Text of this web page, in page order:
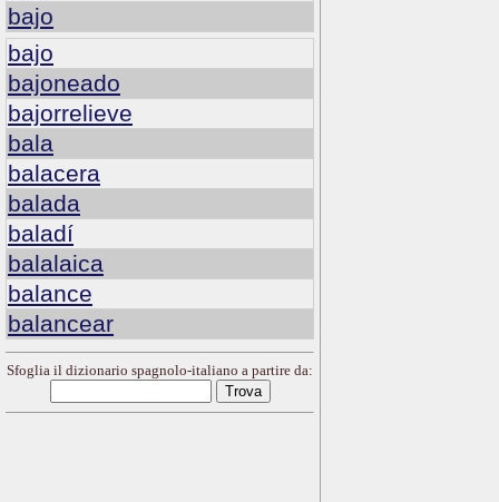
bajo
bajo
bajoneado
bajorrelieve
bala
balacera
balada
baladí
balalaica
balance
balancear
Sfoglia il dizionario spagnolo-italiano a partire da: